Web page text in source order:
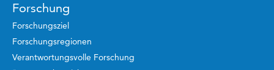
Forschung
Forschungsziel
Forschungsregionen
Verantwortungsvolle Forschung